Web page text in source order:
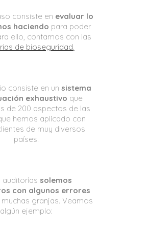
consiste en evaluar lo
haciendo para poder
ello, contamos con las
de bioseguridad.
consiste en un sistema
exhaustivo que
de 200 aspectos de las
hemos aplicado con
de muy diversos
países.
auditorías solemos
con algunos errores
granjas. Veamos
algún ejemplo: